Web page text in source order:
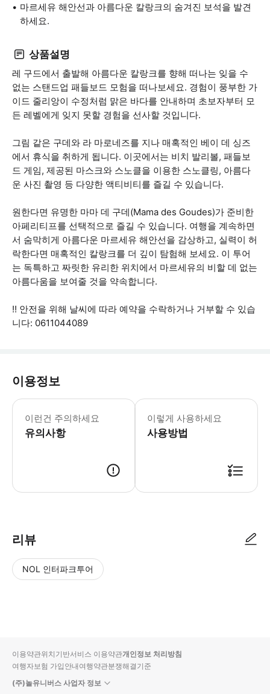
마르세유 해안선과 아름다운 칼랑크의 숨겨진 보석을 발견
하세요.
상품설명
레 구드에서 출발해 아름다운 칼랑크를 향해 떠나는 잊을 수
없는 스탠드업 패들보드 모험을 떠나보세요. 경험이 풍부한 가
이드 줄리앙이 수정처럼 맑은 바다를 안내하며 초보자부터 모
든 레벨에게 잊지 못할 경험을 선사할 것입니다.
그림 같은 구데와 라 마로네즈를 지나 매혹적인 베이 데 싱즈
에서 휴식을 취하게 됩니다. 이곳에서는 비치 발리볼, 패들보
드 게임, 제공된 마스크와 스노클을 이용한 스노클링, 아름다
운 사진 촬영 등 다양한 액티비티를 즐길 수 있습니다.
원한다면 유명한 마마 데 구데(Mama des Goudes)가 준비한
아페리티프를 선택적으로 즐길 수 있습니다. 여행을 계속하면
서 숨막히게 아름다운 마르세유 해안선을 감상하고, 실력이 허
락한다면 매혹적인 칼랑크를 더 깊이 탐험해 보세요. 이 투어
는 독특하고 짜릿한 유리한 위치에서 마르세유의 비할 데 없는
아름다움을 보여줄 것을 약속합니다.
!! 안전을 위해 날씨에 따라 예약을 수락하거나 거부할 수 있습
니다: 0611044089
이용정보
이런건 주의하세요
유의사항
여행 전에 전화로 레 구드에서 정확한
이렇게 사용하세요
사용방법
리뷰
NOL 인터파크투어
입니
다.
순
상
이용약관위치기반서비스 이용약관개인정보 처리방침
여행자보험 가입안내여행약관분쟁해결기준
(주)놀유니버스 사업자 정보